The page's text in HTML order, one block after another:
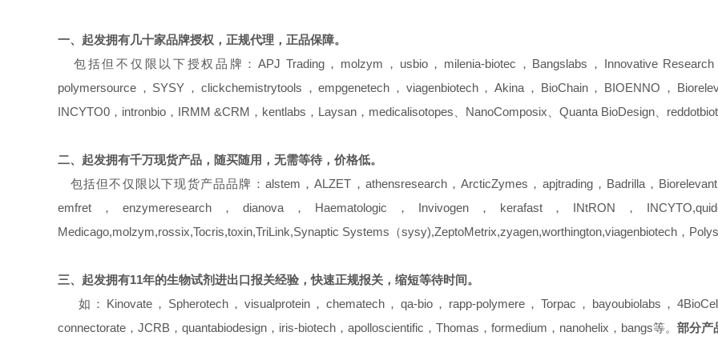
一、起发拥有几十家品牌授权，正规代理，正品保障。
包括但不仅限以下授权品牌：APJ Trading，molzym，usbio，milenia-biotec，Bangslabs，Innovative Research
polymersource，SYSY，clickchemistrytools，empgenetech，viagenbiotech，Akina，BioChain，BIOENNO，
INCYTO0，intronbio，IRMM &CRM，kentlabs，Laysan，medicalisotopes、NanoComposix、Quanta BioDesign、
二、起发拥有千万现货产品，随买随用，无需等待，价格低。
包括但不仅限以下现货产品品牌：alstem，ALZET，athensresearch，ArcticZymes，apjtrading，Badrilla，Biorelevant
emfret，enzymeresearch，dianova，Haematologic，Invivogen，kerafast，INtRON，
Medicago,molzym,rossix,Tocris,toxin,TriLink,Synaptic Systems（sysy),ZeptoMetrix,zyagen,worthington,viagenbiotech，
三、起发拥有11年的生物试剂进出口报关经验，快速正规报关，缩短等待时间。
如：Kinovate，Spherotech，visualprotein，chematech，qa-bio，rapp-polymere，Torpac，bayoubiolabs，
connectorate，JCRB，quantabiodesign，iris-biotech，apolloscientific，Thomas，formedium，nanohelix，bangs等。 部分产